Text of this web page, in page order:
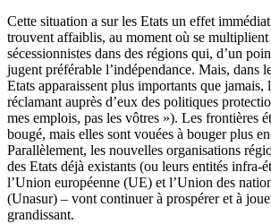
Cette situation a sur les Etats un effet
trouvent affaiblis, au moment où se multiplient
sécessionnistes dans des régions qui, d’un
jugent préférable l’indépendance. Mais, dans
Etats apparaissent plus importants que jamais,
réclamant auprès d’eux des politiques
mes emplois, pas les vôtres »). Les frontières
bougé, mais elles sont vouées à bouger plus
Parallèlement, les nouvelles organisations
des Etats déjà existants (ou leurs entités infra-
l’Union européenne (UE) et l’Union des
(Unasur) – vont continuer à prospérer et à
grandissant.